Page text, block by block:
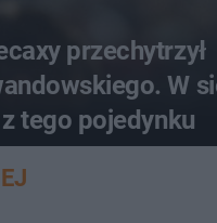
przechytrzył
W
tego pojedynku